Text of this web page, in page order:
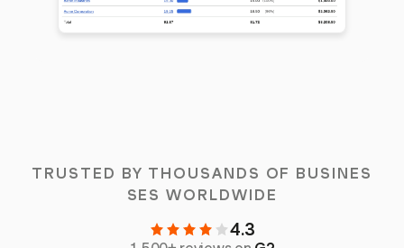
TRUSTED BY THOUSANDS OF BUSINES
SES WORLDWIDE
4.3